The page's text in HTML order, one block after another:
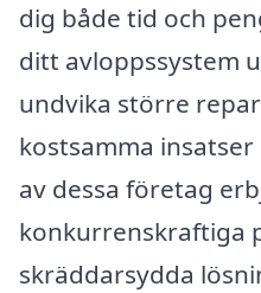
dig både tid och
ditt avloppssystem
undvika större
kostsamma
av dessa företag
konkurrenskraftiga
skräddarsydda